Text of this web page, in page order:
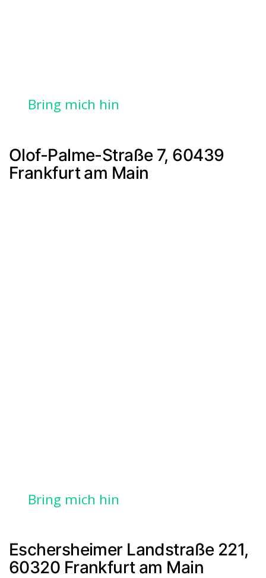
Bring mich hin
Olof-Palme-Straße 7, 60439
Frankfurt am Main
Bring mich hin
Eschersheimer Landstraße 221,
60320 Frankfurt am Main